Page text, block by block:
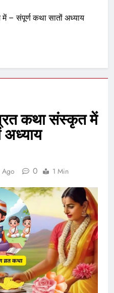
– संपूर्ण कथा सातों अध्याय
कथा संस्कृत में
अध्याय
Ago 0 1 Min